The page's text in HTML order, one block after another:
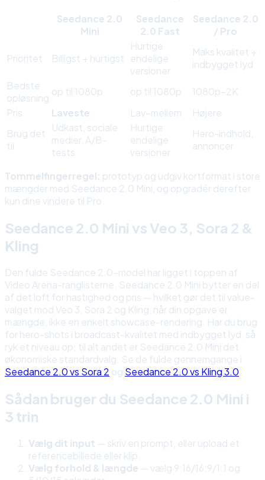
Seedance 2.0
Mini
Seedance
2.0 Fast
Seedance 2.0
/ Pro
Prioritet Billigst + hurtigst
Hurtige
endelige
versioner
Maks kvalitet +
indbygget lyd
Bedste
opløsning
op til 1080p op til 1080p
1080p–2K
Pris
Laveste Lav–mellem
Højere
Brug det
til
Udkast, sociale
medier, A/B-
tests
Hurtige
endelige
versioner
Hero-indhold,
annoncer
Tommelfingerregel: prototyp og udgiv kortformat i store
mængder med Seedance 2.0 Mini, og opgradér derefter
kun dine vindere til Pro.
Seedance 2.0 Mini vs Veo 3, Sora 2 &
Kling
Den fulde Seedance 2.0-model har ligget i toppen af
Video Arena-ranglisterne. Seedance 2.0 Mini bytter en del
af det loft for hastighed og pris — hvilket gør det til value-
valget mod Veo 3, Sora 2 og Kling, når din opgave er
mængde, ikke en enkelt showcase-rendering. Har du brug
for hero-shots i broadcast-kvalitet med indbygget lyd, så
ryk et niveau op; til alt andet er Seedance 2.0 Mini det
økonomiske standardvalg. Se de fulde gennemgange i
Seedance 2.0 vs Sora 2 og Seedance 2.0 vs Kling 3.0.
Sådan bruger du Seedance 2.0 Mini i
3 trin
Vælg dit input — skriv en prompt, eller upload et
referencebillede eller klip.
Vælg forhold & længde — vælg 9:16/16:9/1:1 og